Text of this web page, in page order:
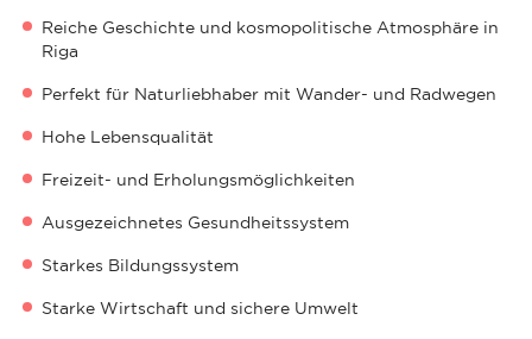
Reiche Geschichte und kosmopolitische Atmosphäre in
Riga
Perfekt für Naturliebhaber mit Wander- und Radwegen
Hohe Lebensqualität
Freizeit- und Erholungsmöglichkeiten
Ausgezeichnetes Gesundheitssystem
Starkes Bildungssystem
Starke Wirtschaft und sichere Umwelt